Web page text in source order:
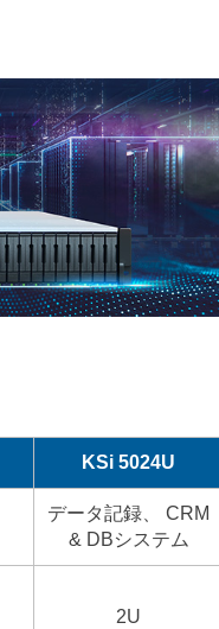
KSi 5024U
データ記録、 CRM
& DBシステム
2U